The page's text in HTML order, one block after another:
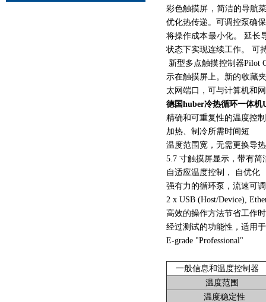
彩色触摸屏，简洁的导航
优化热传递。可调控泵确
将操作成本最小化。 延长
状态下实现连续工作。 可
新型多点触摸控制器Pilot
示在触摸屏上。新的收藏
太网端口，可与计算机和
德国huber冷热循环一体机
精确和可重复性的温度控
加热、制冷所需时间短
温度范围宽，无需更换导
5.7 寸触摸屏显示，带有
自适应温度控制， 自优化
强有力的循环泵，流速可
2 x USB (Host/Device),
高效的操作方法节省工作
经过测试的功能性，适用
E-grade "Professional"
一般信息和温度控制器
温度范围
温度稳定性